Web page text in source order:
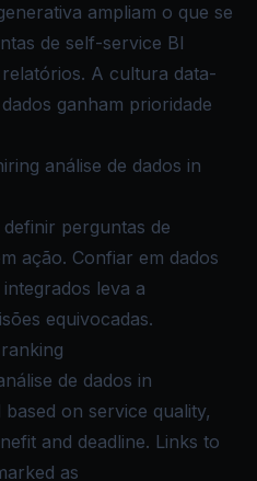
ampliam o que se
de self-service BI
A cultura data-
ganham prioridade
análise de dados in
perguntas de
ação. Confiar em dados
leva a
equivocadas.
de dados in
on service quality,
and deadline. Links to
as